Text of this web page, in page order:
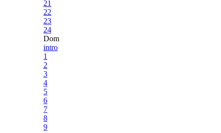
21
22
23
24
Dom
intro
1
2
3
4
5
6
7
8
9